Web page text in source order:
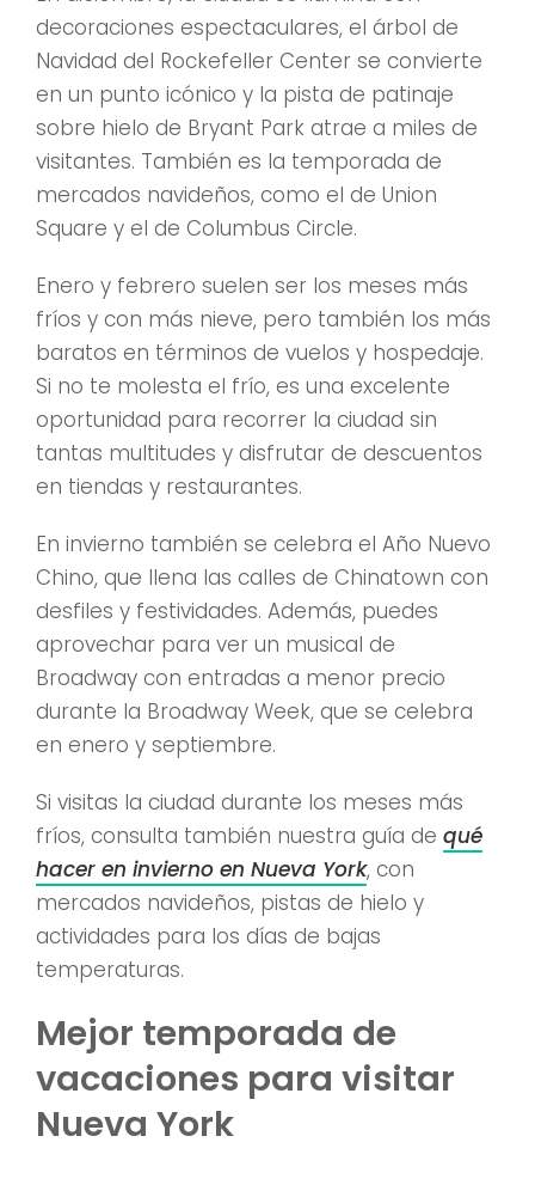
decoraciones espectaculares, el árbol de
Navidad del Rockefeller Center se convierte
en un punto icónico y la pista de patinaje
sobre hielo de Bryant Park atrae a miles de
visitantes. También es la temporada de
mercados navideños, como el de Union
Square y el de Columbus Circle.
Enero y febrero suelen ser los meses más
fríos y con más nieve, pero también los más
baratos en términos de vuelos y hospedaje.
Si no te molesta el frío, es una excelente
oportunidad para recorrer la ciudad sin
tantas multitudes y disfrutar de descuentos
en tiendas y restaurantes.
En invierno también se celebra el Año Nuevo
Chino, que llena las calles de Chinatown con
desfiles y festividades. Además, puedes
aprovechar para ver un musical de
Broadway con entradas a menor precio
durante la Broadway Week, que se celebra
en enero y septiembre.
Si visitas la ciudad durante los meses más
fríos, consulta también nuestra guía de qué
hacer en invierno en Nueva York, con
mercados navideños, pistas de hielo y
actividades para los días de bajas
temperaturas.
Mejor temporada de
vacaciones para visitar
Nueva York